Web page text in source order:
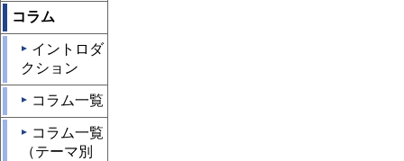
コラム
▲ イントロダ
クション
▲ コラム一覧
▲
コラム一覧
（テーマ別